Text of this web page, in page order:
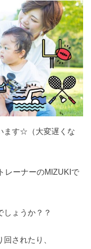
ます☆（大変遅くな
レーナーのMIZUKIで
しょうか？？
されたり、